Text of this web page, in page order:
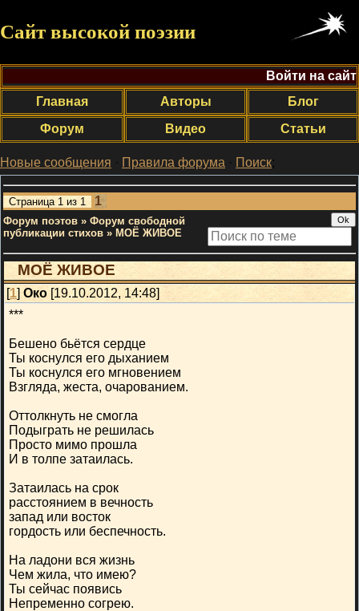
Сайт высокой поэзии
Войти на сайт
Главная
Авторы
Блог
Форум
Видео Статьи
Новые сообщения · Правила форума · Поиск;
Страница 1 из 1 1
Форум поэтов » Форум свободной
публикации стихов » МОЁ ЖИВОЕ
МОЁ ЖИВОЕ
[1] Око [19.10.2012, 14:48]
***
Бешено бьётся сердце
Ты коснулся его дыханием
Ты коснулся его мгновением
Взгляда, жеста, очарованием.
Оттолкнуть не смогла
Подыграть не решилась
Просто мимо прошла
И в толпе затаилась.
Затаилась на срок
расстоянием в вечность
запад или восток
гордость или беспечность.
На ладони вся жизнь
Чем жила, что имею?
Ты сейчас появись
Непременно согрею.